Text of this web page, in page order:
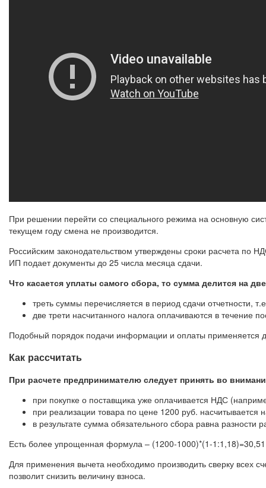
При решении перейти со специального режима на основную
текущем году смена не производится.
Российским законодательством утверждены сроки расчета по
ИП подает документы до 25 числа месяца сдачи.
Что касается уплаты самого сбора, то сумма делится на
треть суммы перечисляется в период сдачи отчетности,
две трети насчитанного налога оплачиваются в течение
Подобный порядок подачи информации и оплаты
Как рассчитать
При расчете предпринимателю следует принять во
при покупке о поставщика уже оплачивается НДС
при реализации товара по цене 1200 руб. насчитывается
в результате сумма обязательного сбора равна
Есть более упрощенная формула – (1200-1000)*(1-
Для применения вычета необходимо производить сверку всех
позволит снизить величину взноса.